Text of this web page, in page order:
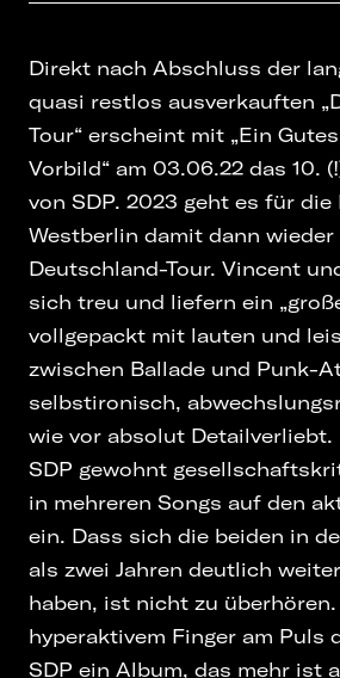
Direkt nach Abschluss der
quasi restlos ausverkauften
Tour“ erscheint mit „Ein
Vorbild“ am 03.06.22 das 10.
von SDP. 2023 geht es für
Westberlin damit dann wieder
Deutschland-Tour. Vincent
sich treu und liefern ein
vollgepackt mit lauten und
zwischen Ballade und Punk-
selbstironisch,
wie vor absolut Detailverliebt.
SDP gewohnt
in mehreren Songs auf den
ein. Dass sich die beiden in
als zwei Jahren deutlich
haben, ist nicht zu
hyperaktivem Finger am Puls
SDP ein Album, das mehr ist